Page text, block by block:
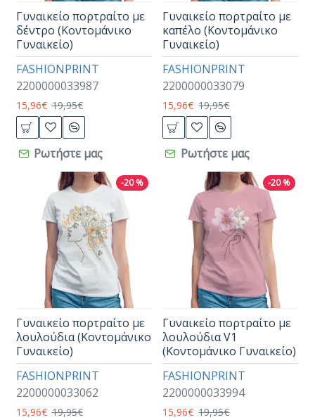
FASHIONPRINT
2200000033987
Γυναικείο πορτραίτο με
δέντρο (Κοντομάνικο
Γυναικείο)
15,96€ 19,95€
Ρωτήστε μας
FASHIONPRINT
2200000033079
Γυναικείο πορτραίτο με
καπέλο (Κοντομάνικο
Γυναικείο)
15,96€ 19,95€
Ρωτήστε μας
-20 %
FASHIONPRINT
2200000033062
Γυναικείο πορτραίτο με
λουλούδια (Κοντομάνικο
Γυναικείο)
15,96€ 19,95€
-20 %
FASHIONPRINT
2200000033994
Γυναικείο πορτραίτο με
λουλούδια V1
(Κοντομάνικο Γυναικείο)
15,96€ 19,95€